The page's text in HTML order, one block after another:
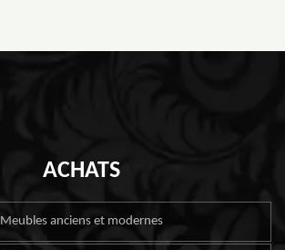
ACHATS
Meubles anciens et modernes